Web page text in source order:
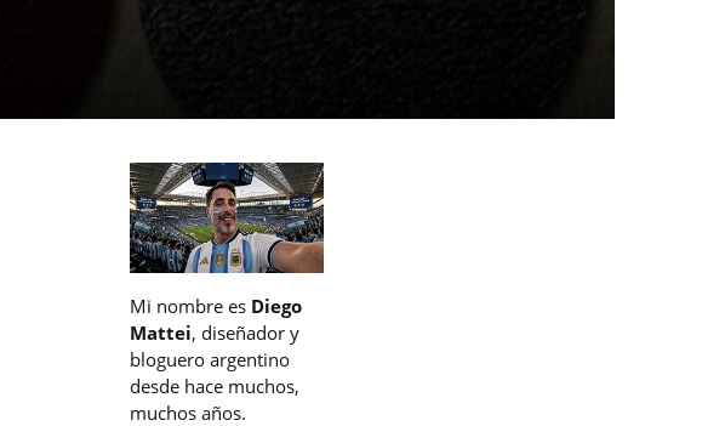
Mi nombre es Diego
Mattei, diseñador y
bloguero argentino
desde hace muchos,
muchos años.